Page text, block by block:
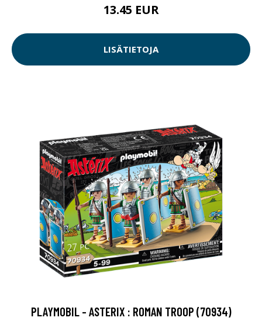
13.45 EUR
LISÄTIETOJA
PLAYMOBIL - ASTERIX : ROMAN TROOP (70934)